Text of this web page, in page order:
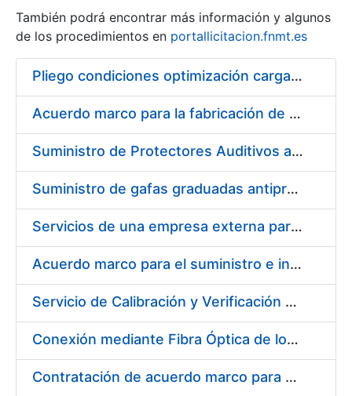
Show/Hide
También podrá encontrar más información y algunos
de los procedimientos en portallicitacion.fnmt.es
Pliego condiciones optimización cargas compras firmado
Acuerdo marco para la fabricación de piezas
Suministro de Protectores Auditivos a medida para las personas trabajadoras de los Centros de Trabajo de Madrid y Burgos
Suministro de gafas graduadas antiproyecciones para los trabajadores de la FNMT-RCM en los centros de trabajo de Madrid y Burgos
Servicios de una empresa externa para el asesoramiento y resolución de los recursos de alzada que se presentan relacionados con procesos de selección para la FNMT-RCM
Acuerdo marco para el suministro e instalación de persianas, estores y otros complementos
Servicio de Calibración y Verificación Externa de los Equipos de Medición del Servicio de Prevención de la FNMT-RCM
Conexión mediante Fibra Óptica de los Centros de Proceso de Datos (CPDs) de las sedes de la FNMT-RCM de Burgos y Madrid
Contratación de acuerdo marco para el Suministro de Material de Electricidad para la Fábrica Nacional de Moneda y Timbre-Real Casa de la Moneda en su centro de trabajo de Burgos